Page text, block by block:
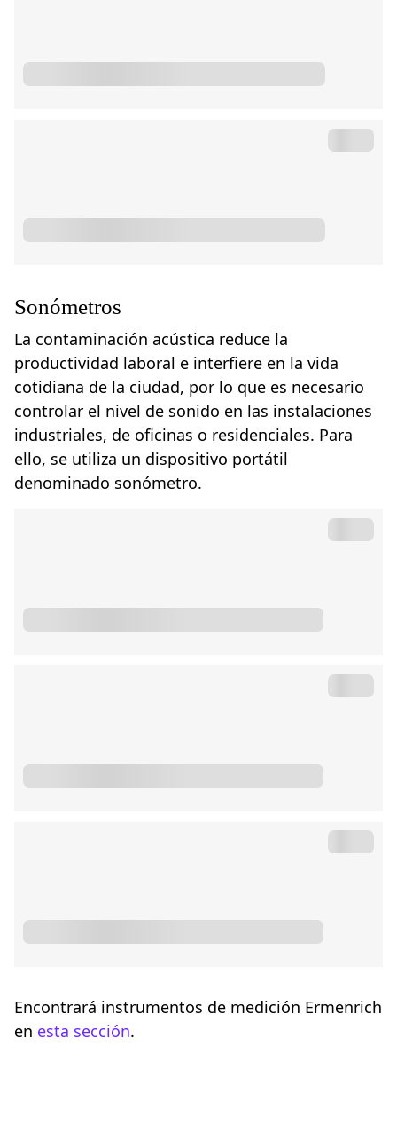
Sonómetros
La contaminación acústica reduce la
productividad laboral e interfiere en la vida
cotidiana de la ciudad, por lo que es necesario
controlar el nivel de sonido en las instalaciones
industriales, de oficinas o residenciales. Para
ello, se utiliza un dispositivo portátil
denominado sonómetro.
Encontrará instrumentos de medición Ermenrich
en esta sección.